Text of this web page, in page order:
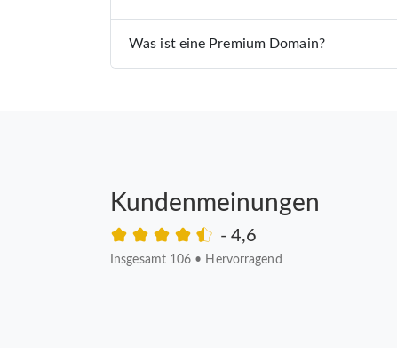
Was ist eine Premium Domain?
Kundenmeinungen
- 4,6
Insgesamt 106 • Hervorragend